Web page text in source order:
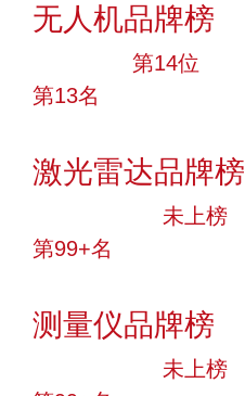
无人机品牌榜
第14位
第13名
激光雷达品牌榜
未上榜
第99+名
测量仪品牌榜
未上榜